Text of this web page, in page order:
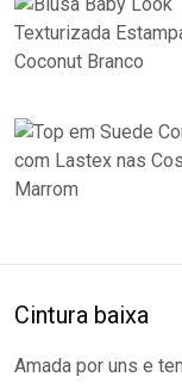
Cintura baixa
Amada por uns e